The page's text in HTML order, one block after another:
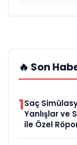
🔥 Son
1Saç
Yanlışlar ve
ile Özel